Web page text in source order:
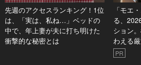
先週のアクセスランキング！1位
は、「実は、私ね…」ベッドの
中で、年上妻が夫に打ち明けた
衝撃的な秘密とは
「モエ
る、
ション
わえる
PR